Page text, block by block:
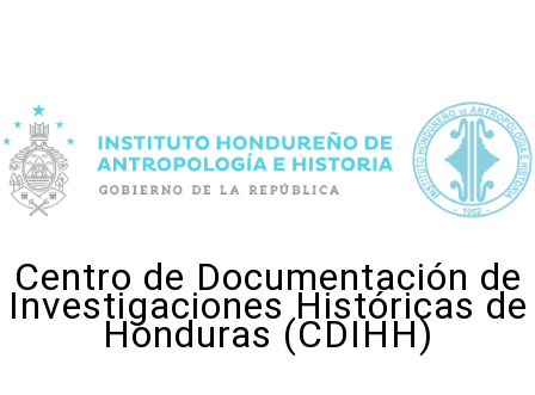
Centro de Documentación de
Investigaciones Históricas de
Honduras (CDIHH)